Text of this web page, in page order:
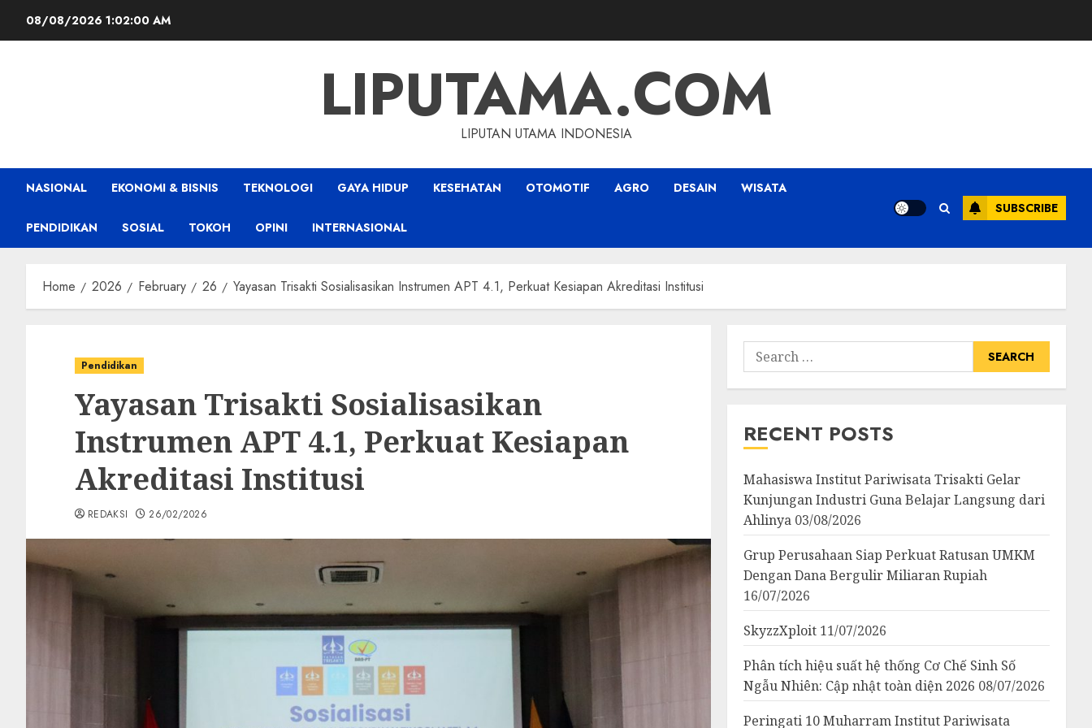
08/08/2026 1:02:01 AM
LIPUTAMA.COM
LIPUTAN UTAMA INDONESIA
NASIONAL EKONOMI & BISNIS TEKNOLOGI GAYA HIDUP KESEHATAN OTOMOTIF AGRO DESAIN WISATA
PENDIDIKAN SOSIAL TOKOH OPINI INTERNASIONAL
SUBSCRIBE
Home 2026 February 26 Yayasan Trisakti Sosialisasikan Instrumen APT 4.1, Perkuat Kesiapan Akreditasi Institusi
Pendidikan
Yayasan Trisakti Sosialisasikan
Instrumen APT 4.1, Perkuat Kesiapan
Akreditasi Institusi
REDAKSI 26/02/2026
Search
for:
RECENT POSTS
Mahasiswa Institut Pariwisata Trisakti Gelar
Kunjungan Industri Guna Belajar Langsung dari
Ahlinya 03/08/2026
Grup Perusahaan Siap Perkuat Ratusan UMKM
Dengan Dana Bergulir Miliaran Rupiah
16/07/2026
SkyzzXploit 11/07/2026
Phân tích hiệu suất hệ thống Cơ Chế Sinh Số
Ngẫu Nhiên: Cập nhật toàn diện 2026 08/07/2026
Peringati 10 Muharram Institut Pariwisata